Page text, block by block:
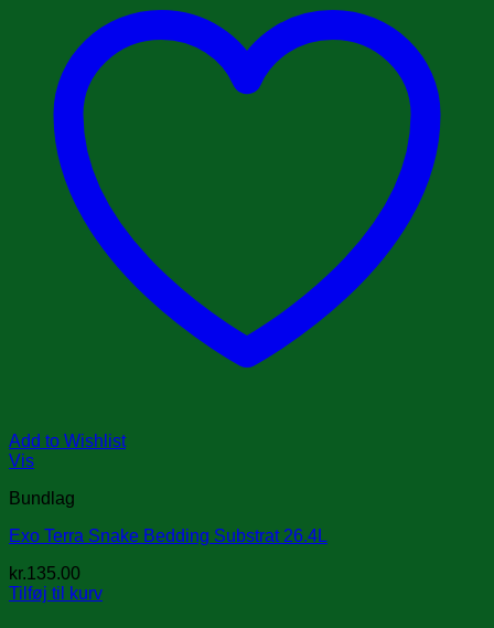
Add to Wishlist
Vis
Bundlag
Exo Terra Snake Bedding Substrat 26.4L
kr.135.00
Tilføj til kurv